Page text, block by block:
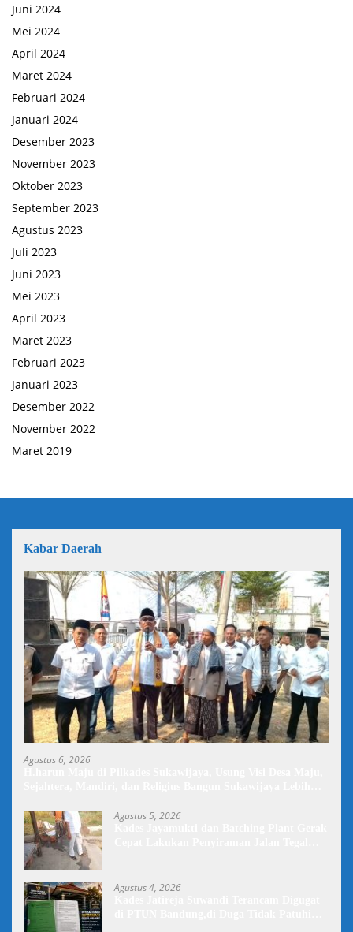
Juni 2024
Mei 2024
April 2024
Maret 2024
Februari 2024
Januari 2024
Desember 2023
November 2023
Oktober 2023
September 2023
Agustus 2023
Juli 2023
Juni 2023
Mei 2023
April 2023
Maret 2023
Februari 2023
Januari 2023
Desember 2022
November 2022
Maret 2019
Kabar Daerah
Agustus 6, 2026
Agustus 5, 2026
Agustus 4, 2026